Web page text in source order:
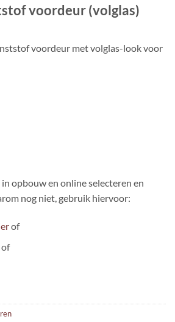
voordeur (volglas)
voordeur met volglas-look voor
opbouw en online selecteren en
nog niet, gebruik hiervoor:
of
of